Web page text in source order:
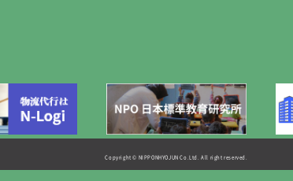
Copyright © NIPPONHYOJUN Co.Ltd. All right reserved.